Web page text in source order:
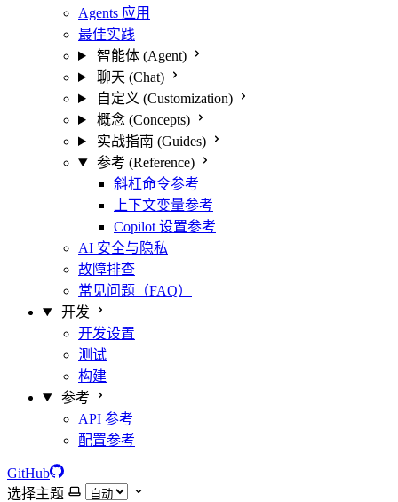
Agents 应用
最佳实践
智能体 (Agent)
聊天 (Chat)
自定义 (Customization)
概念 (Concepts)
实战指南 (Guides)
参考 (Reference)
斜杠命令参考
上下文变量参考
Copilot 设置参考
AI 安全与隐私
故障排查
常见问题（FAQ）
开发
开发设置
测试
构建
参考
API 参考
配置参考
GitHub
选择主题